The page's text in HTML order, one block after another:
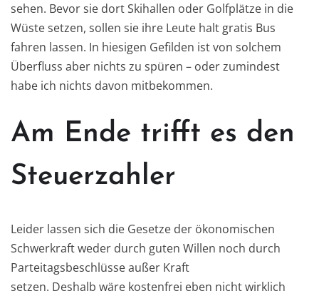
sehen. Bevor sie dort Skihallen oder Golfplätze in die
Wüste setzen, sollen sie ihre Leute halt gratis Bus
fahren lassen. In hiesigen Gefilden ist von solchem
Überfluss aber nichts zu spüren – oder zumindest
habe ich nichts davon mitbekommen.
Am Ende trifft es den
Steuerzahler
Leider lassen sich die Gesetze der ökonomischen
Schwerkraft weder durch guten Willen noch durch
Parteitagsbeschlüsse außer Kraft
setzen. Deshalb wäre kostenfrei eben nicht wirklich